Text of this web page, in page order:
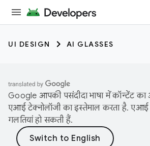
UI DESIGN AI GLASSES
Google आपकी पसंदीदा भाषा में कॉन्टेंट
एआई टेक्नोलॉजी का इस्तेमाल करता है. एआई
गलतियां हो सकती हैं.